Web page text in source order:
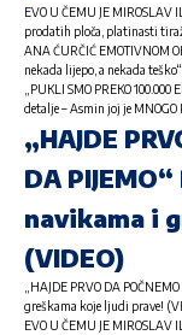
EVO U ČEMU JE MIROSLAV
prodatih ploča, platinasti
ANA ĆURČIĆ EMOTIVNOM
nekada lijepo, a nekada teško“
„PUKLI SMO PREKO
detalje – Asmin joj je MNOGO
„HAJDE
DA
navikama i
(VIDEO)
„HAJDE PRVO DA
greškama koje ljudi prave!
EVO U ČEMU JE MIROSLAV